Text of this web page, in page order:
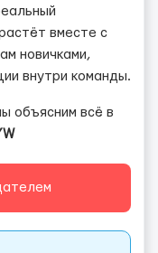
вместе с
новичками,
внутри команды.
объясним всё в